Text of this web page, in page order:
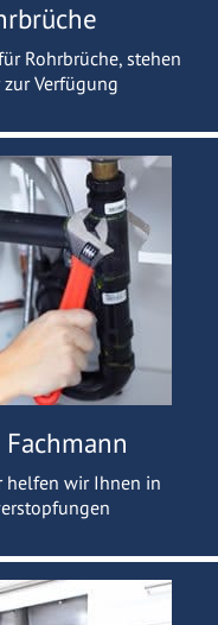
Rohrbrüche, stehen
Verfügung
helfen wir Ihnen in